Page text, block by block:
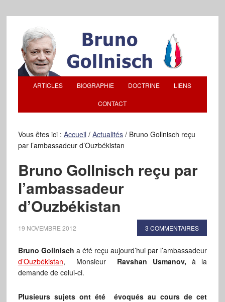
ARTICLES BIOGRAPHIE DOCTRINE LIENS
CONTACT
Vous êtes ici : Accueil / Actualités /Bruno Gollnisch reçu
par l’ambassadeur d’Ouzbékistan
Bruno Gollnisch reçu par
l’ambassadeur
d’Ouzbékistan
19 NOVEMBRE 2012 3 COMMENTAIRES
Bruno Gollnisch a été reçu aujourd’hui par l’ambassadeur
d’Ouzbékistan, Monsieur Ravshan Usmanov, à la
demande de celui-ci.
Plusieurs sujets ont été évoqués au cours de cet